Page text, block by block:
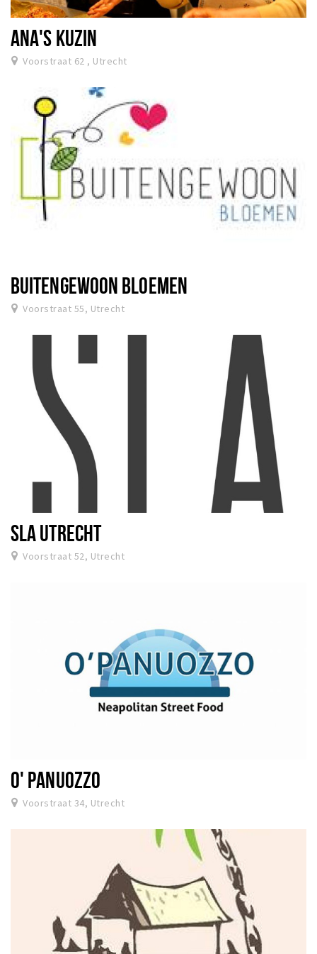
ANA'S KUZIN
Voorstraat 62 , Utrecht
BUITENGEWOON BLOEMEN
Voorstraat 55, Utrecht
SLA UTRECHT
Voorstraat 52, Utrecht
O' PANUOZZO
Voorstraat 34, Utrecht